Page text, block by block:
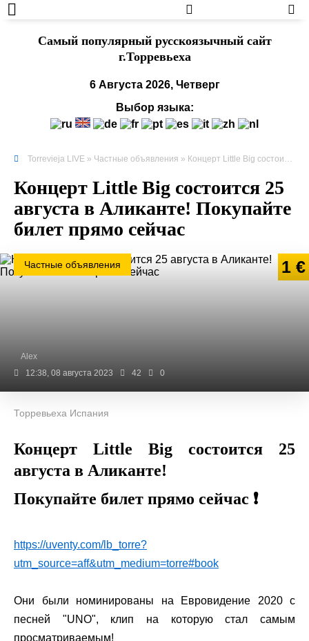
Cамый популярный русскоязычный сайт
г.Торревьеха
6 Августа 2026, Четверг
Выбор языка:
Torrevieja LIVE » Частные объявления » Концерт Little Big состоится 25 августа в Аликанте! Покупайте билет прямо сейчас
Концерт Little Big состоится 25
августа в Аликанте! Покупайте
билет прямо сейчас
1 €
Частные объявления
Alex
12:38, 08 августа 2023
42 0
Торревьеха Испания
Концерт Little Big состоится 25
августа в Аликанте!
Покупайте билет прямо сейчас ❗️
https://uventy.com/lb_torre?
utm_source=aff&utm_medium=torre#book
Они были номинированы на Евровидение 2020 с
песней "UNO", клип на которую стал самым
просматриваемым!